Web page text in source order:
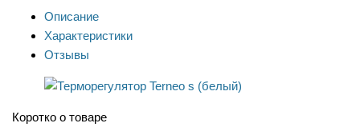
Описание
Характеристики
Отзывы
Коротко о товаре